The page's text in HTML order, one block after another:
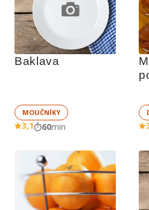
Baklava
MOUČNÍKY
3,1 60min